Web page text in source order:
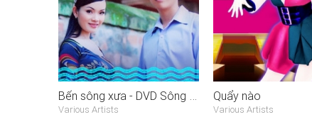
Bến sông xưa - DVD Sông Đợi
Various Artists
Quẩy nào
Various Artists